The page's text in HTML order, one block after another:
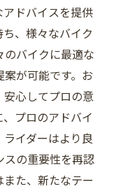
ドバイスを提供
、様々なバイク
バイクに最適な
が可能です。お
心してプロの意
プロのアドバイ
イダーはより良
スの重要性を再認
た、新たなテー